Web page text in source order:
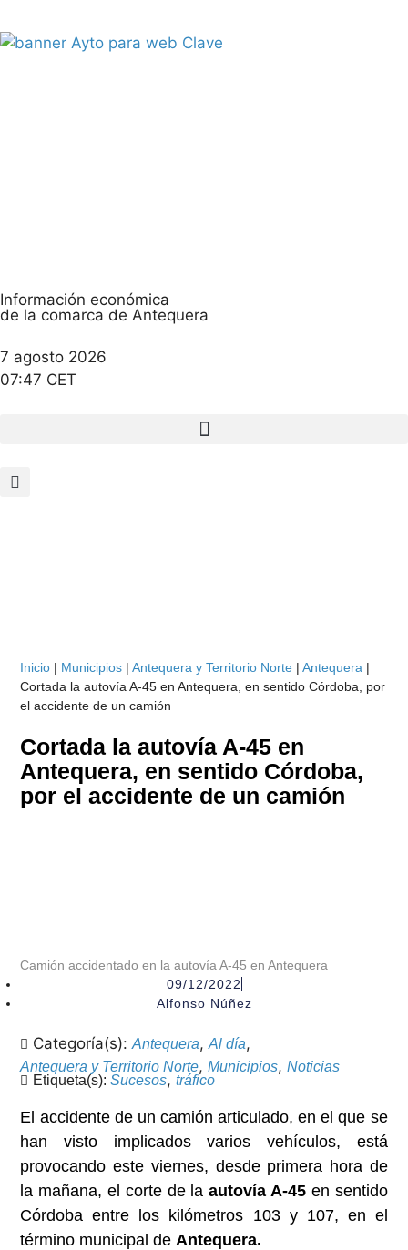
Información económica
de la comarca de Antequera
7 agosto 2026
07:47 CET
Inicio | Municipios |Antequera y Territorio Norte |Antequera |
Cortada la autovía A-45 en Antequera, en sentido Córdoba, por
el accidente de un camión
Cortada la autovía A-45 en
Antequera, en sentido Córdoba,
por el accidente de un camión
Camión accidentado en la autovía A-45 en Antequera
09/12/2022
Alfonso Núñez
Categoría(s):Antequera, Al día,
Antequera y Territorio Norte, Municipios, Noticias
Etiqueta(s):Sucesos, tráfico
El accidente de un camión articulado, en el que se
han visto implicados varios vehículos, está
provocando este viernes, desde primera hora de
la mañana, el corte de laautovía A-45 en sentido
Córdoba entre los kilómetros 103 y 107, en el
término municipal de Antequera.